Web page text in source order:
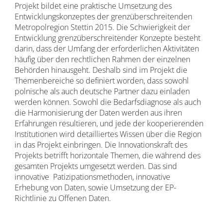
Projekt bildet eine praktische Umsetzung des
Entwicklungskonzeptes der grenzüberschreitenden
Metropolregion Stettin 2015. Die Schwierigkeit der
Entwicklung grenzüberschreitender Konzepte besteht
darin, dass der Umfang der erforderlichen Aktivitäten
häufig über den rechtlichen Rahmen der einzelnen
Behörden hinausgeht. Deshalb sind im Projekt die
Themenbereiche so definiert worden, dass sowohl
polnische als auch deutsche Partner dazu einladen
werden können. Sowohl die Bedarfsdiagnose als auch
die Harmonisierung der Daten werden aus ihren
Erfahrungen resultieren, und jede der kooperierenden
Institutionen wird detailliertes Wissen über die Region
in das Projekt einbringen. Die Innovationskraft des
Projekts betrifft horizontale Themen, die während des
gesamten Projekts umgesetzt werden. Das sind
innovative Patizipationsmethoden, innovative
Erhebung von Daten, sowie Umsetzung der EP-
Richtlinie zu Offenen Daten.